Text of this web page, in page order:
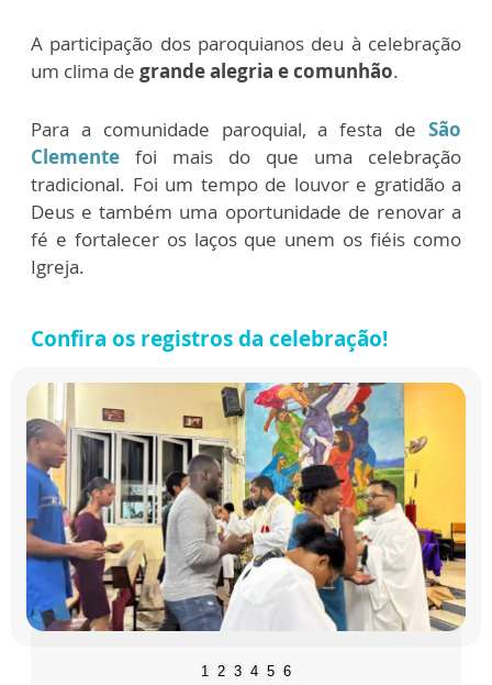
A participação dos paroquianos deu à celebração
um clima de grande alegria e comunhão.
Para a comunidade paroquial, a festa de São
Clemente foi mais do que uma celebração
tradicional. Foi um tempo de louvor e gratidão a
Deus e também uma oportunidade de renovar a
fé e fortalecer os laços que unem os fiéis como
Igreja.
Confira os registros da celebração!
1 2 3 4 5 6